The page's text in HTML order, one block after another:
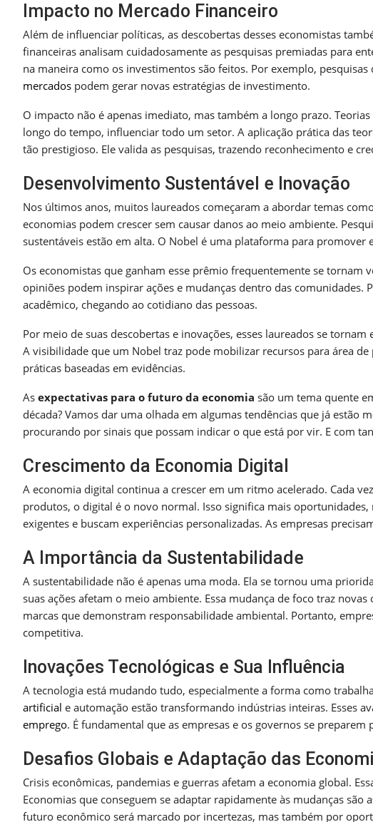
Impacto no Mercado Financeiro
Além de influenciar políticas, as descobertas desses economistas
financeiras analisam cuidadosamente as pesquisas premiadas para
na maneira como os investimentos são feitos. Por exemplo,
mercados podem gerar novas estratégias de investimento.
O impacto não é apenas imediato, mas também a longo prazo.
longo do tempo, influenciar todo um setor. A aplicação prática das
tão prestigioso. Ele valida as pesquisas, trazendo reconhecimento e
Desenvolvimento Sustentável e Inovação
Nos últimos anos, muitos laureados começaram a abordar temas
economias podem crescer sem causar danos ao meio ambiente.
sustentáveis estão em alta. O Nobel é uma plataforma para promover
Os economistas que ganham esse prêmio frequentemente se tornam
opiniões podem inspirar ações e mudanças dentro das
acadêmico, chegando ao cotidiano das pessoas.
Por meio de suas descobertas e inovações, esses laureados se
A visibilidade que um Nobel traz pode mobilizar recursos para área
práticas baseadas em evidências.
As expectativas para o futuro da economia são um tema quente
década? Vamos dar uma olhada em algumas tendências que já estão
procurando por sinais que possam indicar o que está por vir. E com
Crescimento da Economia Digital
A economia digital continua a crescer em um ritmo acelerado. Cada
produtos, o digital é o novo normal. Isso significa mais
exigentes e buscam experiências personalizadas. As empresas
A Importância da Sustentabilidade
A sustentabilidade não é apenas uma moda. Ela se tornou uma
suas ações afetam o meio ambiente. Essa mudança de foco traz
marcas que demonstram responsabilidade ambiental. Portanto,
competitiva.
Inovações Tecnológicas e Sua Influência
A tecnologia está mudando tudo, especialmente a forma como
artificial e automação estão transformando indústrias inteiras. Esses
emprego. É fundamental que as empresas e os governos se
Desafios Globais e Adaptação das
Crisis econômicas, pandemias e guerras afetam a economia global.
Economias que conseguem se adaptar rapidamente às mudanças
futuro econômico será marcado por incertezas, mas também por